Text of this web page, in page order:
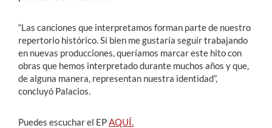
“Las canciones que interpretamos forman parte de nuestro
repertorio histórico. Si bien me gustaría seguir trabajando
en nuevas producciones, queríamos marcar este hito con
obras que hemos interpretado durante muchos años y que,
de alguna manera, representan nuestra identidad”,
concluyó Palacios.
Puedes escuchar el EP AQUÍ.